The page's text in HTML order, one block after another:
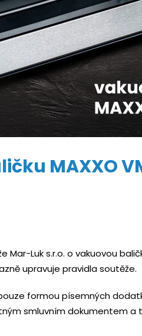
MAXXO
Luk s.r.o. o vakuovou
upravuje pravidla soutěže.
formou písemných
smluvním dokumentem a